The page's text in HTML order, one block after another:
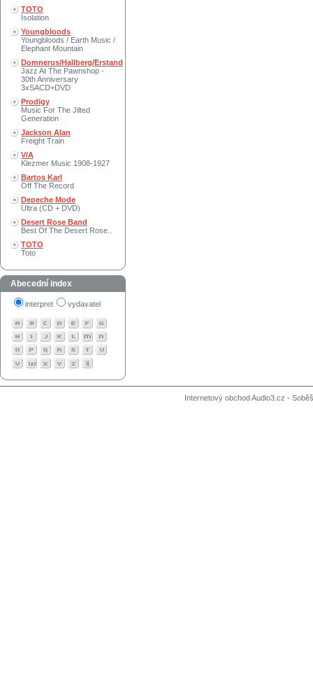
TOTO
Isolation
Youngbloods
Youngbloods / Earth Music /
Elephant Mountain
Domnerus/Hallberg/Erstand
Jazz At The Pawnshop -
30th Anniversary
3xSACD+DVD
Prodigy
Music For The Jilted
Generation
Jackson Alan
Freight Train
V/A
Klezmer Music 1908-1927
Bartos Karl
Off The Record
Depeche Mode
Ultra (CD + DVD)
Desert Rose Band
Best Of The Desert Rose..
TOTO
Toto
Abecední index
interpret vydavatel
Internetový obchod Audio3.cz -